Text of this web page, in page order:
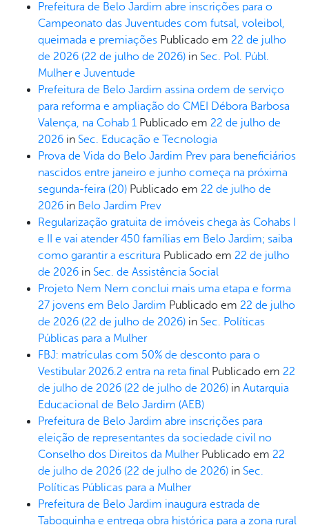
Prefeitura de Belo Jardim abre inscrições para o
Campeonato das Juventudes com futsal, voleibol,
queimada e premiações Publicado em 22 de julho
de 2026 (22 de julho de 2026) in Sec. Pol. Públ.
Mulher e Juventude
Prefeitura de Belo Jardim assina ordem de serviço
para reforma e ampliação do CMEI Débora Barbosa
Valença, na Cohab 1 Publicado em 22 de julho de
2026 in Sec. Educação e Tecnologia
Prova de Vida do Belo Jardim Prev para beneficiários
nascidos entre janeiro e junho começa na próxima
segunda-feira (20) Publicado em 22 de julho de
2026 in Belo Jardim Prev
Regularização gratuita de imóveis chega às Cohabs I
e II e vai atender 450 famílias em Belo Jardim; saiba
como garantir a escritura Publicado em 22 de julho
de 2026 in Sec. de Assistência Social
Projeto Nem Nem conclui mais uma etapa e forma
27 jovens em Belo Jardim Publicado em 22 de julho
de 2026 (22 de julho de 2026) in Sec. Políticas
Públicas para a Mulher
FBJ: matrículas com 50% de desconto para o
Vestibular 2026.2 entra na reta final Publicado em 22
de julho de 2026 (22 de julho de 2026) in Autarquia
Educacional de Belo Jardim (AEB)
Prefeitura de Belo Jardim abre inscrições para
eleição de representantes da sociedade civil no
Conselho dos Direitos da Mulher Publicado em 22
de julho de 2026 (22 de julho de 2026) in Sec.
Políticas Públicas para a Mulher
Prefeitura de Belo Jardim inaugura estrada de
Taboquinha e entrega obra histórica para a zona rural